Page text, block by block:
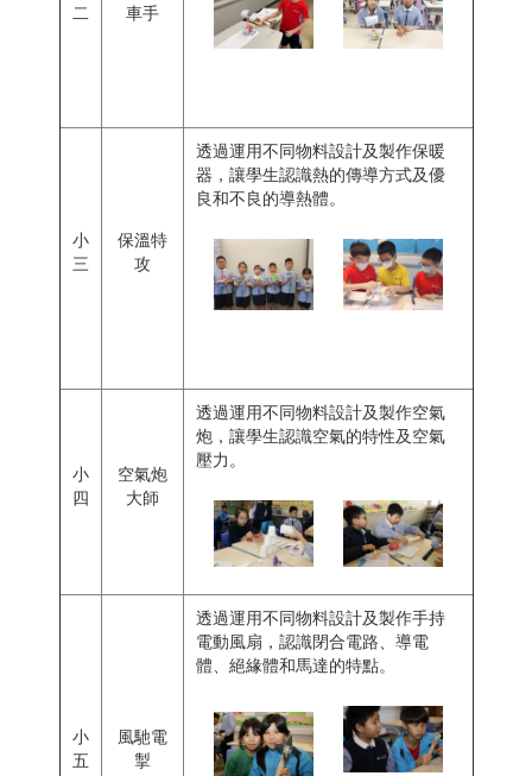
二
車手
小
三
保溫特
攻
透過運用不同物料設計及製作保暖
器，讓學生認識熱的傳導方式及優
良和不良的導熱體。
小
四
空氣炮
大師
透過運用不同物料設計及製作空氣
炮，讓學生認識空氣的特性及空氣
壓力。
小
五
風馳電
掣
透過運用不同物料設計及製作手持
電動風扇，認識閉合電路、導電
體、絕緣體和馬達的特點。